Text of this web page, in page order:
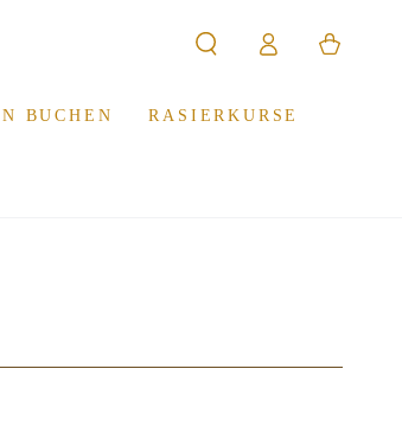
BUCHEN RASIERKURSE
EinloggenWarenkorb